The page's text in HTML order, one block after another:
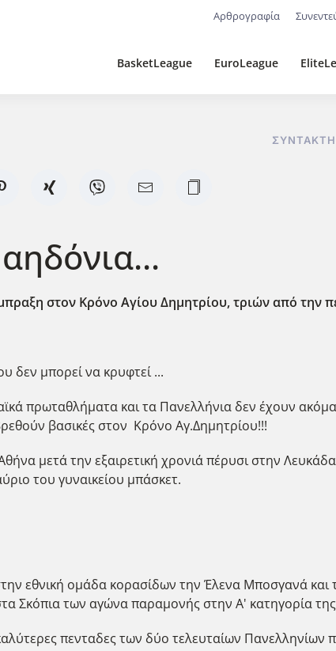
Αρθρογραφία
BasketLeague EuroLeague
στον Κρόνο Αγίου Δημητρίου, τριών από την
δεν μπορεί να κρυφτεί ...
πρωταθλήματα και τα Πανελλήνια δεν έχουν
βασικές στον Κρόνο Αγ.Δημητρίου!!!
μετά την εξαιρετική χρονιά πέρυσι στην
του γυναικείου μπάσκετ.
στην εθνική ομάδα κορασίδων την Έλενα Μποσγανά
Σκόπια των αγώνα παραμονής στην Α' κατηγορία
πενταδες των δύο τελευταίων